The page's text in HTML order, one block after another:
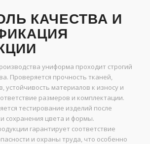
КАЧЕСТВА И
униформа проходит строгий
Проверяется прочность тканей,
устойчивость материалов к износу и
размеров и комплектации.
тестирование изделий после
сохранения цвета и формы.
гарантирует соответствие
и охраны труда, что особенно